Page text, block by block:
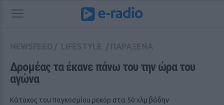
Δρομέας τα έκανε πάνω του την ώρα του
αγώνα
Κάτοχος του παγκοσμίου ρεκόρ στα 50 χλμ βάδην